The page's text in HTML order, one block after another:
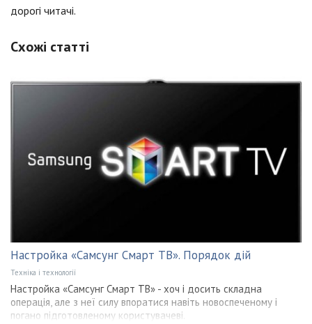
дорогі читачі.
Схожі статті
Настройка «Самсунг Смарт ТВ». Порядок дій
Техніка і технології
Настройка «Самсунг Смарт ТВ» - хоч і досить складна
операція, але з неї силу впоратися навіть новоспеченому і
погано підготовленому користувачеві.